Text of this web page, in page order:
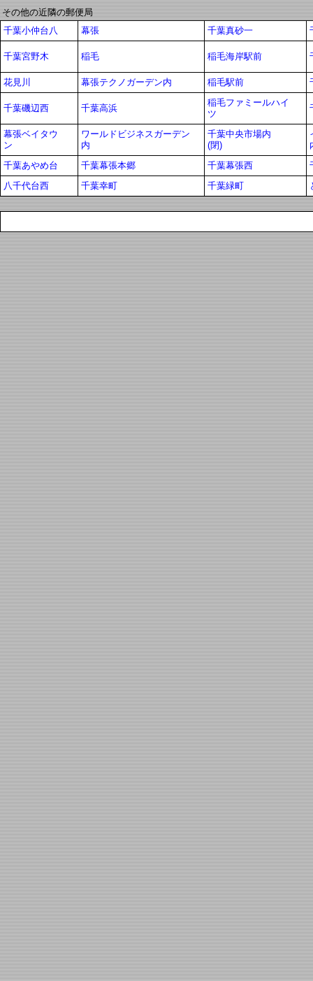
その他の近隣の郵便局
千葉小仲台八
幕張 千葉真砂一
千葉宮野木 稲毛 稲毛海岸駅前
花見川 幕張テクノガーデン内 稲毛駅前
千葉磯辺西 千葉高浜
稲毛ファミールハイ
ツ
幕張ベイタウ
ン
ワールドビジネスガーデン
内
千葉中央市場内
(閉)
千葉あやめ台
千葉幕張本郷 千葉幕張西
八千代台西
千葉幸町 千葉緑町